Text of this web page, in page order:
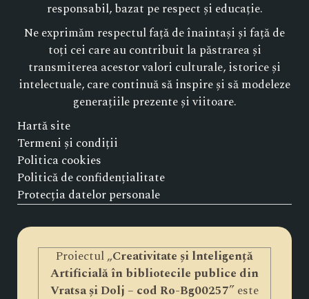
responsabil, bazat pe respect și educație.
Ne exprimăm respectul față de înaintași și față de
toți cei care au contribuit la păstrarea și
transmiterea acestor valori culturale, istorice și
intelectuale, care continuă să inspire și să modeleze
generațiile prezente și viitoare.
Hartă site
Termeni și condiții
Politica cookies
Politică de confidențialitate
Protecția datelor personale
Proiectul „Creativitate și lnteligență
Artificială în bibliotecile publice din
Vratsa și Dolj – cod Ro-Bg00257” este